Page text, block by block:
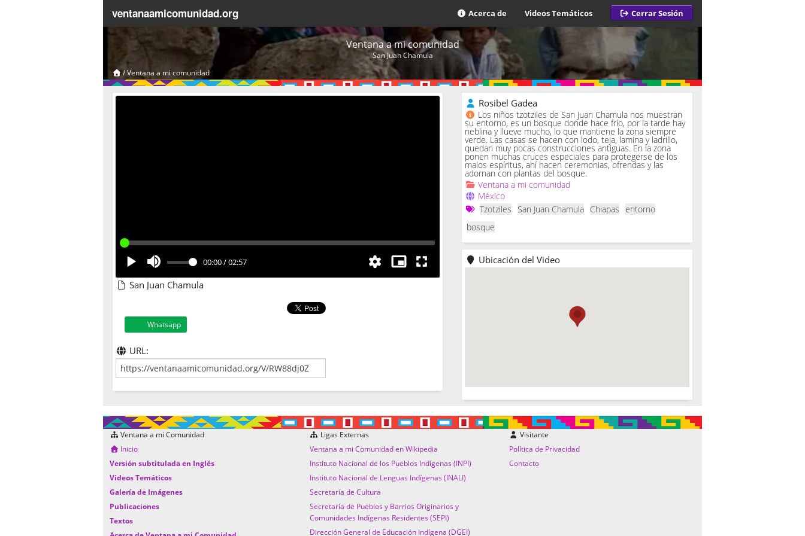
ventanaamicomunidad.org Acerca de Videos Temáticos Cerrar Sesión
Ventana a mi comunidad
San Juan Chamula
/Ventana a mi comunidad
00:00/02:57
San Juan Chamula
Whatsapp
URL:
Rosibel Gadea
Los niños tzotziles de San Juan Chamula nos muestran
su entorno, es un bosque donde hace frío, por la tarde hay
neblina y llueve mucho, lo que mantiene la zona siempre
verde. Las casas se hacen con lodo, teja, lamina y ladrillo,
quedan muy pocas construcciones antiguas. En la zona
ponen muchas cruces especiales para protegerse de los
malos espíritus, ahí hacen ceremonias, ofrendas y las
adornan con plantas del bosque.
Ventana a mi comunidad
México
Tzotziles San Juan Chamula Chiapas entorno
bosque
Ubicación del Video
Ventana a mi Comunidad
Inicio
Versión subtitulada en Inglés
Videos Temáticos
Galería de Imágenes
Publicaciones
Textos
Ligas Externas
Ventana a mi Comunidad en Wikipedia
Instituto Nacional de los Pueblos Indígenas (INPI)
Instituto Nacional de Lenguas Indígenas (INALI)
Secretaría de Cultura
Secretaría de Pueblos y Barrios Originarios y
Comunidades Indígenas Residentes (SEPI)
Dirección General de Educación Indígena (DGEI)
Visitante
Política de Privacidad
Contacto